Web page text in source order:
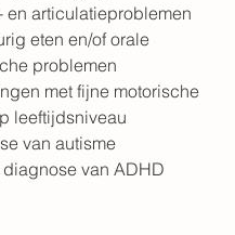
en articulatieproblemen
eten en/of orale
problemen
met fijne motorische
leeftijdsniveau
van autisme
van ADHD